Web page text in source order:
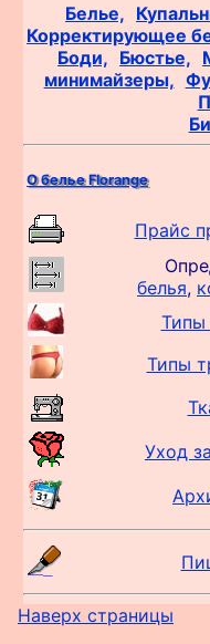
Белье,
Корректирующее
Боди, Бюстье,
минимайзеры,
О белье Florange
Прайс
белья,
Типы
Типы
Уход
Наверх страницы